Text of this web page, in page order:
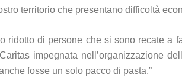
territorio che presentano difficoltà
ridotto di persone che si sono recate a
impegnata nell’organizzazione
fosse un solo pacco di pasta.”